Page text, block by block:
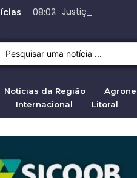
08:02 Justiça pela
Justiça para
Justiça pela
Quirno destaca
Operação Sem
Notícias da Região
Internacional Litoral